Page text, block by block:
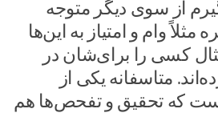
از سوی دیگر متوجه
۳۰-۴۰ فقره مثلاً وام و امتیاز به این‌ها
کسی را برای‌شان در
متاسفانه یکی از
که تحقیق و تفحص‌ها هم